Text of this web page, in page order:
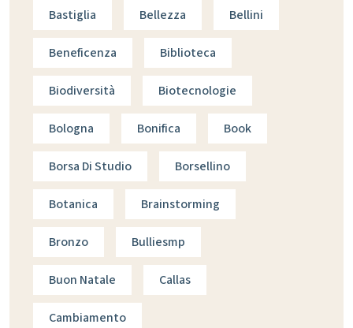
Bastiglia Bellezza Bellini
Beneficenza Biblioteca
Biodiversità Biotecnologie
Bologna Bonifica Book
Borsa Di Studio Borsellino
Botanica Brainstorming
Bronzo Bulliesmp
Buon Natale Callas
Cambiamento